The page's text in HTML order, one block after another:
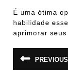
É uma ótima
habilidade
aprimorar seus
de
PREVIOUS
anterior: